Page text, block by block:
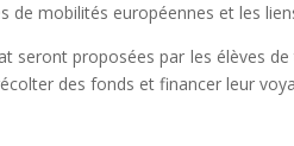
de mobilités européennes et les
seront proposées par les élèves
des fonds et financer leur